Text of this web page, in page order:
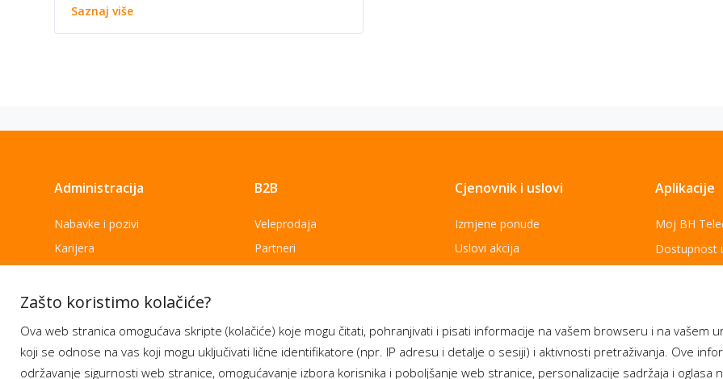
Saznaj više
Administracija
Nabavke i pozivi
Karijera
Arhiva vijesti
B2B
Veleprodaja
Partneri
filmske priče
Cjenovnik i uslovi
Izmjene ponude
Uslovi akcija
Aplikacije
Moj BH
Dostupnost
Zašto koristimo kolačiće?
Ova web stranica omogućava skripte (kolačiće) koje mogu čitati, pohranjivati i pisati informacije na vašem browseru i na
koji se odnose na vas koji mogu uključivati lične identifikatore (npr. IP adresu i detalje o sesiji) i aktivnosti pretraživanja. Ove
održavanje sigurnosti web stranice, omogućavanje izbora korisnika i poboljšanje web stranice, personalizacije sadržaja i